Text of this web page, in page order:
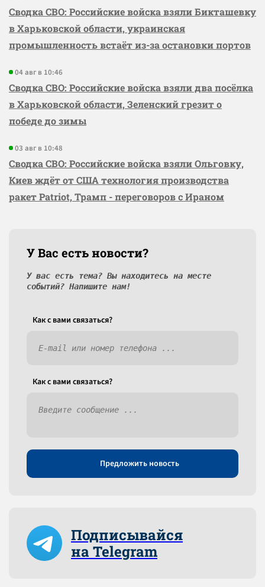
Сводка СВО: Российские войска взяли Бикташевку
в Харьковской области, украинская
промышленность встаёт из-за остановки портов
04 авг в 10:46
Сводка СВО: Российские войска взяли два посёлка
в Харьковской области, Зеленский грезит о
победе до зимы
03 авг в 10:48
Сводка СВО: Российские войска взяли Ольговку,
Киев ждёт от США технология производства
ракет Patriot, Трамп - переговоров с Ираном
У Вас есть новости?
У вас есть тема? Вы находитесь на месте
событий? Напишите нам!
Как c вами связаться?
Как c вами связаться?
Предложить новость
Подписывайся
на Telegram